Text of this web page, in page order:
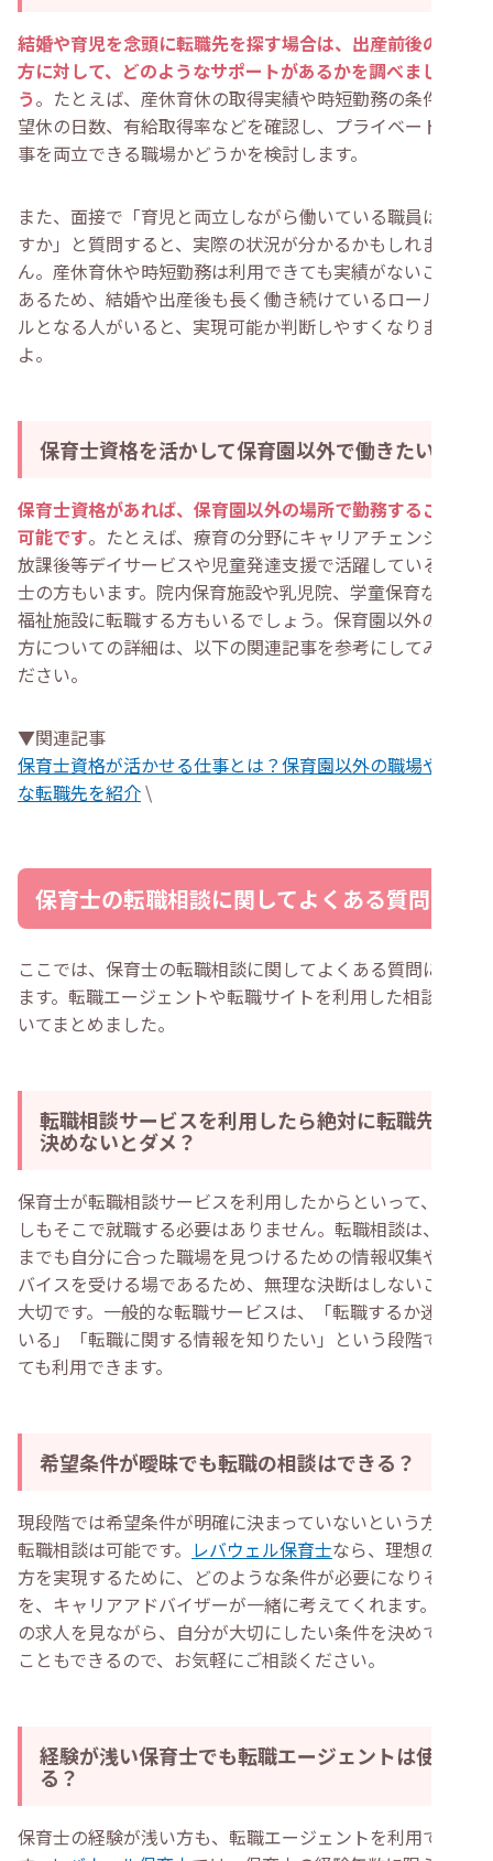
結婚や育児を念頭に転職先を探す場合は、出産前後の働き
方に対して、どのようなサポートがあるかを調べましょ
う。たとえば、産休育休の取得実績や時短勤務の条件、希
望休の日数、有給取得率などを確認し、プライベートと仕
事を両立できる職場かどうかを検討します。
また、面接で「育児と両立しながら働いている職員はいま
すか」と質問すると、実際の状況が分かるかもしれませ
ん。産休育休や時短勤務は利用できても実績がないことも
あるため、結婚や出産後も長く働き続けているロールモデ
ルとなる人がいると、実現可能か判断しやすくなります
よ。
保育士資格を活かして保育園以外で働きたい
保育士資格があれば、保育園以外の場所で勤務することが
可能です。たとえば、療育の分野にキャリアチェンジし、
放課後等デイサービスや児童発達支援で活躍している保育
士の方もいます。院内保育施設や乳児院、学童保育などの
福祉施設に転職する方もいるでしょう。保育園以外の働き
方についての詳細は、以下の関連記事を参考にしてみてく
ださい。
▼関連記事
保育士資格が活かせる仕事とは？保育園以外の職場や意外
な転職先を紹介\
保育士の転職相談に関してよくある質問
ここでは、保育士の転職相談に関してよくある質問に答え
ます。転職エージェントや転職サイトを利用した相談につ
いてまとめました。
転職相談サービスを利用したら絶対に転職先を
決めないとダメ？
保育士が転職相談サービスを利用したからといって、必ず
しもそこで就職する必要はありません。転職相談は、あく
までも自分に合った職場を見つけるための情報収集やアド
バイスを受ける場であるため、無理な決断はしないことが
大切です。一般的な転職サービスは、「転職するか迷って
いる」「転職に関する情報を知りたい」という段階であっ
ても利用できます。
希望条件が曖昧でも転職の相談はできる？
現段階では希望条件が明確に決まっていないという方も、
転職相談は可能です。 レバウェル保育士なら、理想の働き
方を実現するために、どのような条件が必要になりそうか
を、キャリアアドバイザーが一緒に考えてくれます。実際
の求人を見ながら、自分が大切にしたい条件を決めていく
こともできるので、お気軽にご相談ください。
経験が浅い保育士でも転職エージェントは使え
る？
保育士の経験が浅い方も、転職エージェントを利用できま